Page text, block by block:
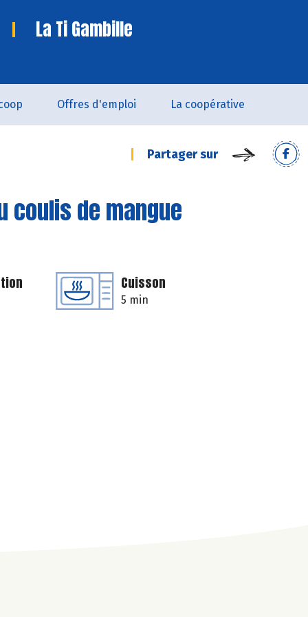
La Ti Gambille
Offres d'emploi La coopérative
Partager sur
coulis de mangue
Cuisson
5 min